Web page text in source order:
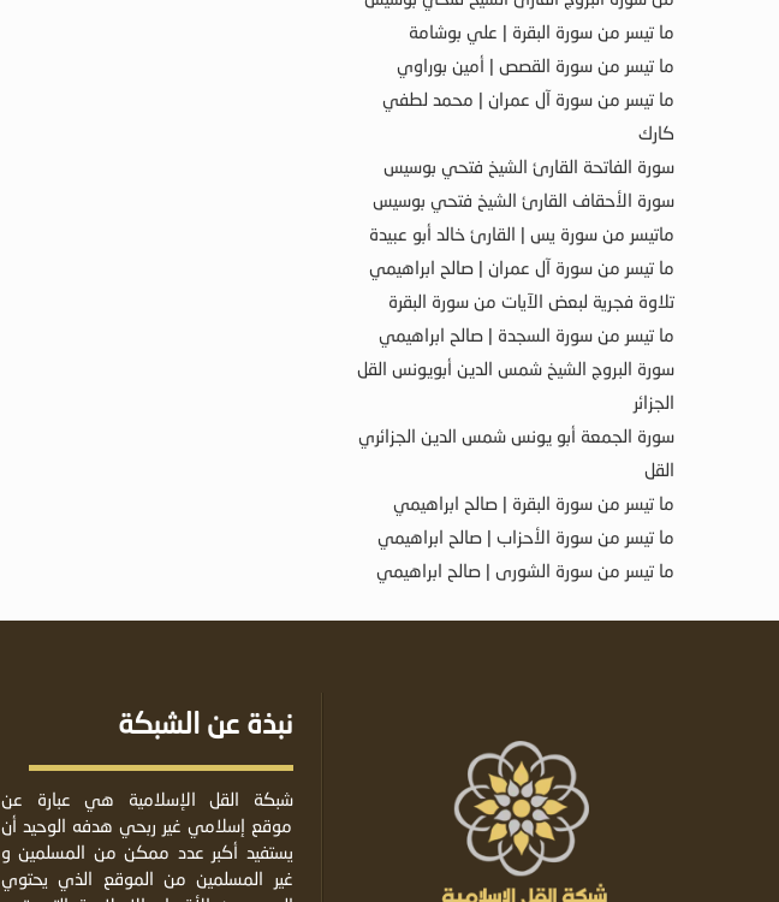
ما تيسر من سورة البقرة | علي بوشامة
ما تيسر من سورة القصص | أمين بوراوي
ما تيسر من سورة آل عمران | محمد لطفي
كارك
سورة الفاتحة القارئ الشيخ فتحي بوسيس
سورة الأحقاف القارئ الشيخ فتحي بوسيس
ماتيسر من سورة يس | القارئ خالد أبو عبيدة
ما تيسر من سورة آل عمران | صالح ابراهيمي
تلاوة فجرية لبعض الآيات من سورة البقرة
ما تيسر من سورة السجدة | صالح ابراهيمي
سورة البروج الشيخ شمس الدين أبويونس القل
الجزائر
سورة الجمعة أبو يونس شمس الدين الجزائري
القل
ما تيسر من سورة البقرة | صالح ابراهيمي
ما تيسر من سورة الأحزاب | صالح ابراهيمي
ما تيسر من سورة الشورى | صالح ابراهيمي
نبذة عن الشبكة
شبكة القل الإسلامية هي عبارة عن
موقع إسلامي غير ربحي هدفه الوحيد أن
يستفيد أكبر عدد ممكن من المسلمين و
غير المسلمين من الموقع الذي يحتوي